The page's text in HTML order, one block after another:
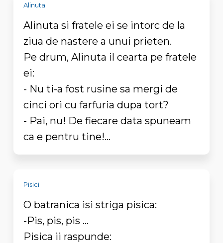
Alinuta
Alinuta si fratele ei se intorc de la
ziua de nastere a unui prieten.
Pe drum, Alinuta il cearta pe fratele
ei:
- Nu ti-a fost rusine sa mergi de
cinci ori cu farfuria dupa tort?
- Pai, nu! De fiecare data spuneam
ca e pentru tine!...
Pisici
O batranica isi striga pisica:
-Pis, pis, pis ...
Pisica ii raspunde: